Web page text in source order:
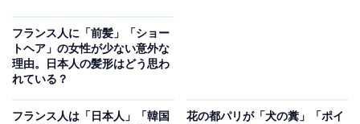
因”になったとしてもです。筆者もフランス人から風邪を
うつされたことがありますが、「ごめんね」という言葉
の代わりに「よく休んで」と言われました。
フランスでは、風邪は自然現象と捉えられることが多い
フランス人に「前髪」「ショー
トヘア」の女性が少ない意外な
理由。日本人の髪形はどう思わ
れている？
フランス人は「日本人」「韓国
花の都パリが「犬の糞」「ポイ